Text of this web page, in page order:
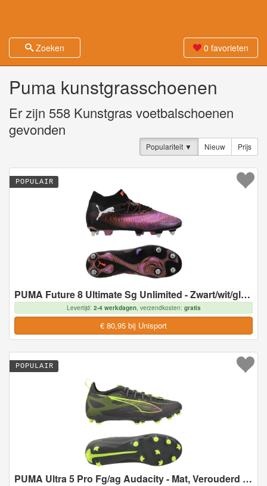
0 favorieten
Zoeken
Puma kunstgrasschoenen
Er zijn 558 Kunstgras voetbalschoenen
gevonden
Populariteit Nieuw Prijs
PUMA Future 8 Ultimate Sg Unlimited - Zwart/wit/gloeiend Rood - Soft Ground (Sg), maat 40
Levertijd: 2-4 werkdagen, verzendkosten: gratis
€ 80,95 bij Unisport
POPULAIR
PUMA Ultra 5 Pro Fg/ag Audacity - Mat, Verouderd Zilver/geel/door De Zon Getroffen Kids, maat 38½
POPULAIR